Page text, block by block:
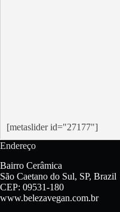
[metaslider id="27177"]
Endereço
Bairro Cerâmica
São Caetano do Sul, SP, Brazil
CEP: 09531-180
www.belezavegan.com.br